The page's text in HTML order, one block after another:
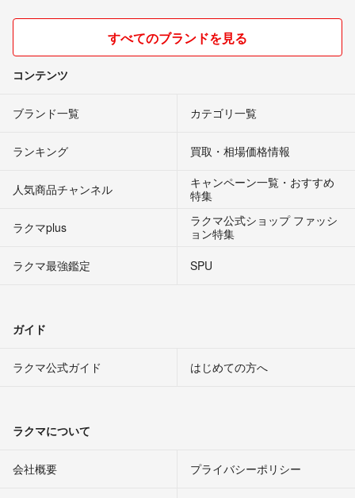
すべてのブランドを見る
コンテンツ
ブランド一覧 カテゴリ一覧
ランキング 買取・相場価格情報
人気商品チャンネル
キャンペーン一覧・おすすめ
特集
ラクマplus
ラクマ公式ショップ ファッシ
ョン特集
ラクマ最強鑑定
SPU
ガイド
ラクマ公式ガイド はじめての方へ
ラクマについて
会社概要 プライバシーポリシー